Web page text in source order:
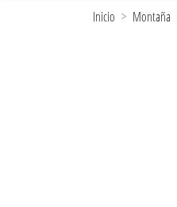
Inicio Montaña